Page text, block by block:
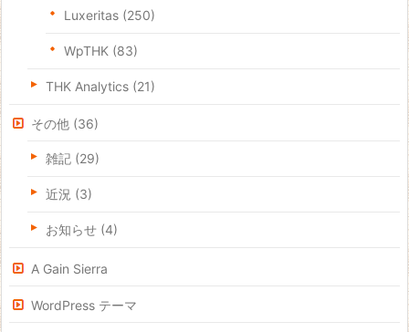
Luxeritas (250)
WpTHK (83)
THK Analytics (21)
その他 (36)
雑記 (29)
近況 (3)
お知らせ (4)
A Gain Sierra
WordPress テーマ